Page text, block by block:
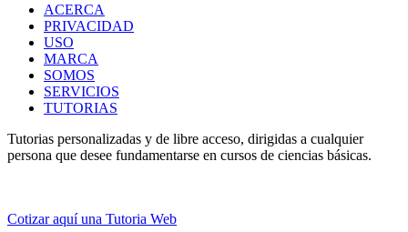
ACERCA
PRIVACIDAD
USO
MARCA
SOMOS
SERVICIOS
TUTORIAS
Tutorias personalizadas y de libre acceso, dirigidas a cualquier
persona que desee fundamentarse en cursos de ciencias básicas.
Cotizar aquí una Tutoria Web